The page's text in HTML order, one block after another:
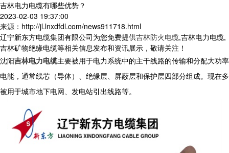
吉林电力电缆有哪些优势？
2023-02-03 19:37:00
来源：http://jl.lnxdfdl.com/news911718.html
辽宁新东方电缆集团有限公司为您免费提供吉林防火电缆,吉林电力电缆,
吉林矿物绝缘电缆等相关信息发布和资讯展示，敬请关注！
沈阳吉林电力电缆主要被用于电力系统中的主干线路的传输和分配大功率
电能，通常线芯（导体）、绝缘层、屏蔽层和保护层四部分组成。现在多
被用于城市地下电网、发电站引出线路等。